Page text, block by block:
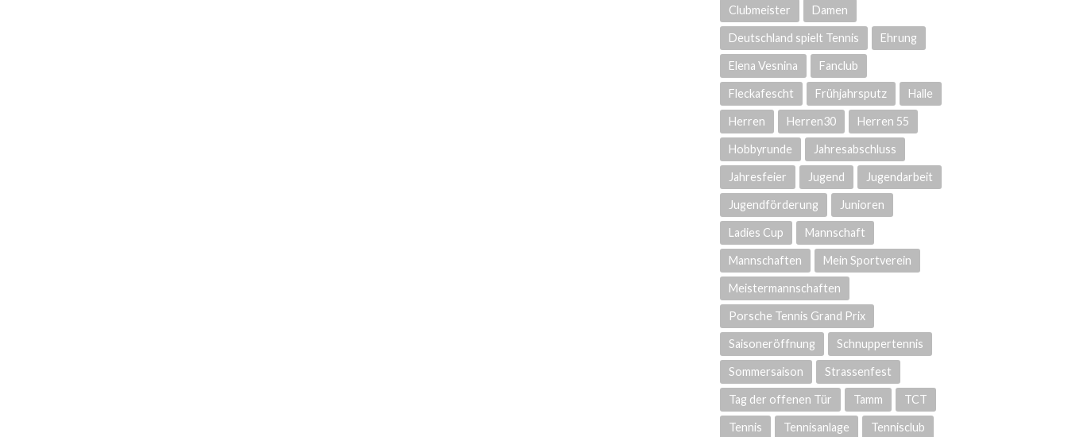
Clubmeister Damen
Deutschland spielt Tennis Ehrung
Elena Vesnina Fanclub
Fleckafescht Frühjahrsputz Halle
Herren Herren30 Herren 55
Hobbyrunde Jahresabschluss
Jahresfeier Jugend Jugendarbeit
Jugendförderung Junioren
Ladies Cup Mannschaft
Mannschaften Mein Sportverein
Meistermannschaften
Porsche Tennis Grand Prix
Saisoneröffnung Schnuppertennis
Sommersaison Strassenfest
Tag der offenen Tür Tamm TCT
Tennis Tennisanlage Tennisclub